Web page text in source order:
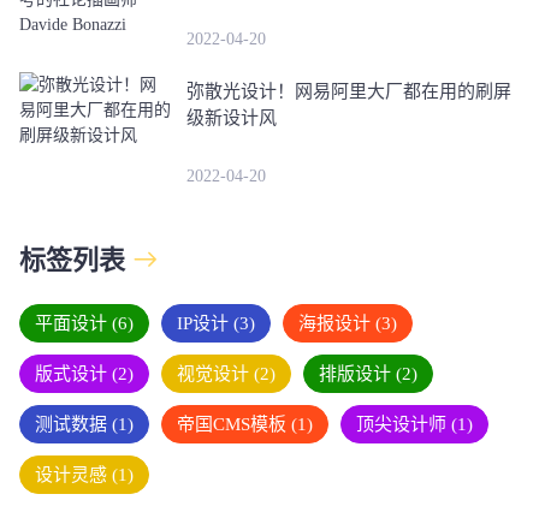
2022-04-20
弥散光设计！网易阿里大厂都在用的刷屏
级新设计风
2022-04-20
标签列表
平面设计 (6) IP设计 (3) 海报设计 (3)
版式设计 (2) 视觉设计 (2) 排版设计 (2)
测试数据 (1) 帝国CMS模板 (1) 顶尖设计师 (1)
设计灵感 (1)